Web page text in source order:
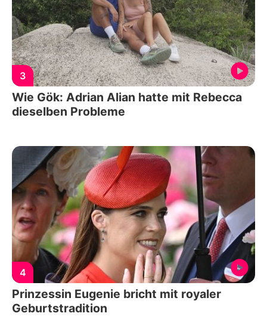
3
Wie Gök: Adrian Alian hatte mit Rebecca
dieselben Probleme
4
Prinzessin Eugenie bricht mit royaler
Geburtstradition